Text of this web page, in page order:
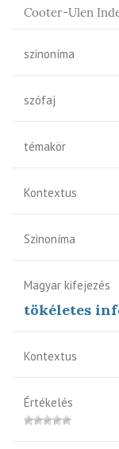
Cooter-Ulen
szinoníma
szófaj
témakör
Kontextus
Szinoníma
Magyar kifejezés
tökéletes
Kontextus
Értékelés